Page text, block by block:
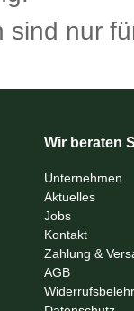
sind nur
Wir beraten
Unternehmen
Aktuelles
Jobs
Kontakt
Zahlung &
AGB